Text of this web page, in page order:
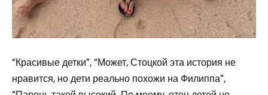
“Красивые детки”, “Может, Стоцкой эта история не
нравится, но дети реально похожи на Филиппа”,